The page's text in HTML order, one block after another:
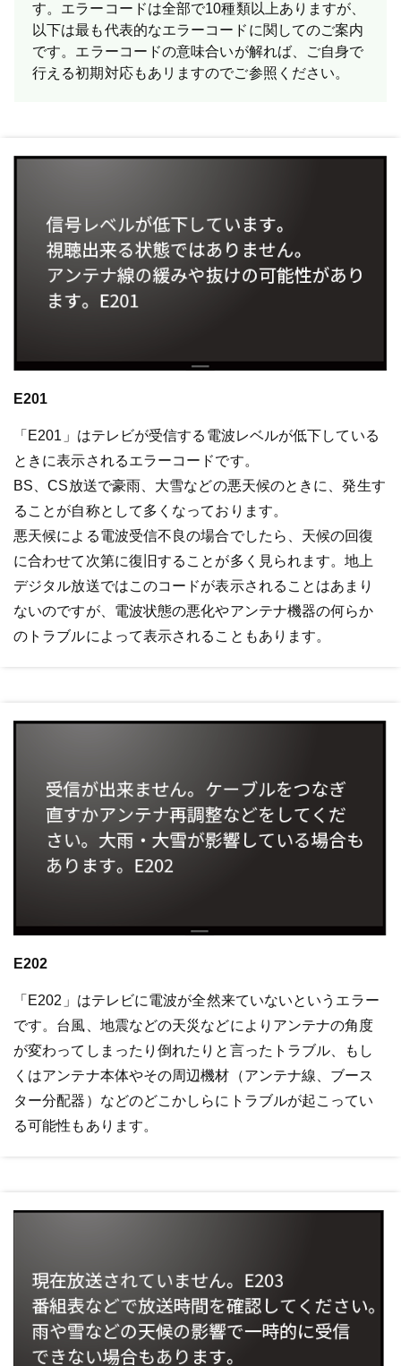
す。エラーコードは全部で10種類以上ありますが、
以下は最も代表的なエラーコードに関してのご案内
です。 エラーコードの意味合いが解れば、ご自身で
行える初期対応もあリますのでご参照ください。
E201
「E201」はテレビが受信する電波レベルが低下している
ときに表示されるエラーコードです。
BS、CS放送で豪雨、大雪などの悪天候のときに、発生す
ることが自称として多くなっております。
悪天候による電波受信不良の場合でしたら、天候の回復
に合わせて次第に復旧することが多く見られます。地上
デジタル放送ではこのコードが表示されることはあまり
ないのですが、電波状態の悪化やアンテナ機器の何らか
のトラブルによって表示されることもあります。
E202
「E202」はテレビに電波が全然来ていないというエラー
です。台風、地震などの天災などによりアンテナの角度
が変わってしまったり倒れたりと言ったトラブル、もし
くはアンテナ本体やその周辺機材（アンテナ線、ブース
ター分配器）などのどこかしらにトラブルが起こってい
る可能性もあります。